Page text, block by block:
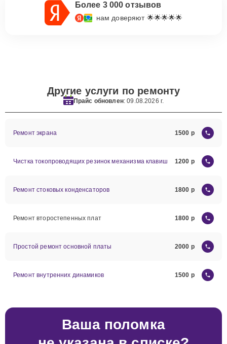
Более 3 000 отзывов
нам доверяют 🌟🌟🌟🌟🌟
Другие услуги по ремонту
Прайс обновлен: 09.08.2026 г.
Ремонт экрана 1500
Чистка токопроводящих резинок механизма клавиш 1200
Ремонт стоковых конденсаторов 1800
Ремонт второстепенных плат 1800
Простой ремонт основной платы 2000
Ремонт внутренних динамиков 1500
Ваша поломка